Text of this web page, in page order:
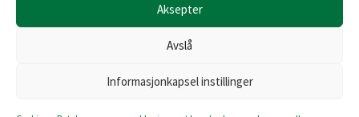
Aksepter
Avslå
Informasjonkapsel instillinger
© Copyright Betek Norge AS 2026